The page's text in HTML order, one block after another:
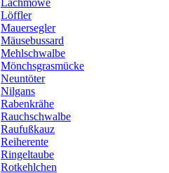
Lachmöwe
Löffler
Mauersegler
Mäusebussard
Mehlschwalbe
Mönchsgrasmücke
Neuntöter
Nilgans
Rabenkrähe
Rauchschwalbe
Raufußkauz
Reiherente
Ringeltaube
Rotkehlchen